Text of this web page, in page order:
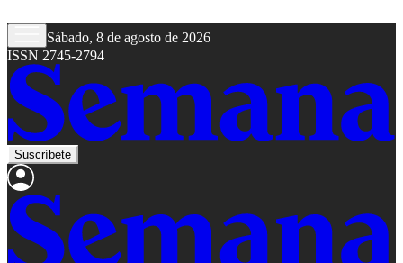
Sábado, 8 de agosto de 2026
ISSN 2745-2794
Suscríbete